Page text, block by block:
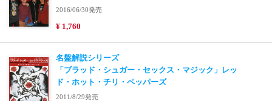
2016/06/30発売
¥ 1,760
名盤解説シリーズ
「ブラッド・シュガー・セックス・マジック」レッ
ド・ホット・チリ・ペッパーズ
2011/8/29発売